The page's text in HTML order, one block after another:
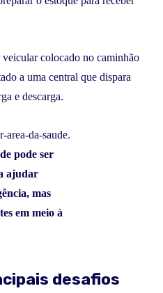
veicular colocado no caminhão
a uma central que dispara
e descarga.
pode ser
ajudar
mas
em meio à
desafios